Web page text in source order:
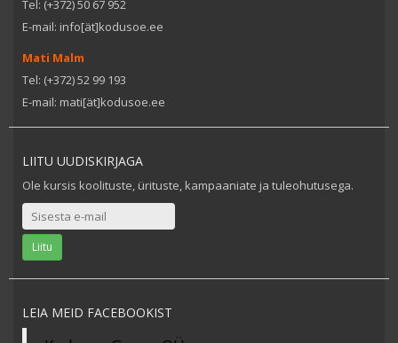
Tel: (+372) 50 67 952
E-mail: info[ät]kodusoe.ee
Mati Malm
Tel: (+372) 52 99 193
E-mail: mati[ät]kodusoe.ee
LIITU UUDISKIRJAGA
Ole kursis koolituste, ürituste, kampaaniate ja tuleohutusega.
LEIA MEID FACEBOOKIST